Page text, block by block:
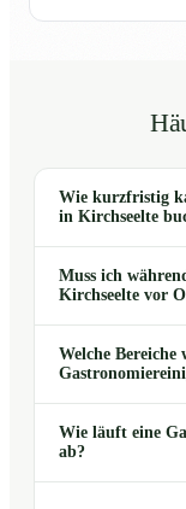
Wie kurzfristig
in Kirchseelte
Muss ich
Kirchseelte vor
Welche Bereiche
Wie läuft eine
ab?